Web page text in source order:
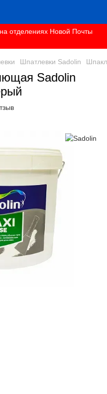
отделениях Новой Почты
Шпатлевки Sadolin
Sadolin